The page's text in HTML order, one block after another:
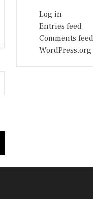
Log in
Entries feed
Comments feed
WordPress.org